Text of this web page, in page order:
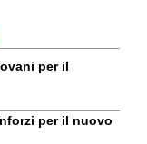
per il
per il nuovo